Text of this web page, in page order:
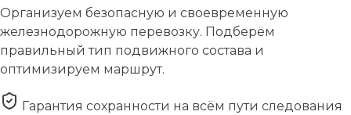
Организуем безопасную и своевременную
железнодорожную перевозку. Подберём
правильный тип подвижного состава и
оптимизируем маршрут.
Гарантия сохранности на всём пути следования